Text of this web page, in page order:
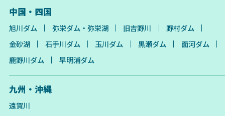
中国・四国
旭川ダム 弥栄ダム・弥栄湖 旧吉野川
野村ダム
金砂湖
石手川ダム 玉川ダム 黒瀬ダム
面河ダム
鹿野川ダム
早明浦ダム
九州・沖縄
遠賀川